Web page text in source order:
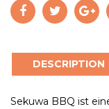
DESCRIPTION
Sekuwa BBQ ist